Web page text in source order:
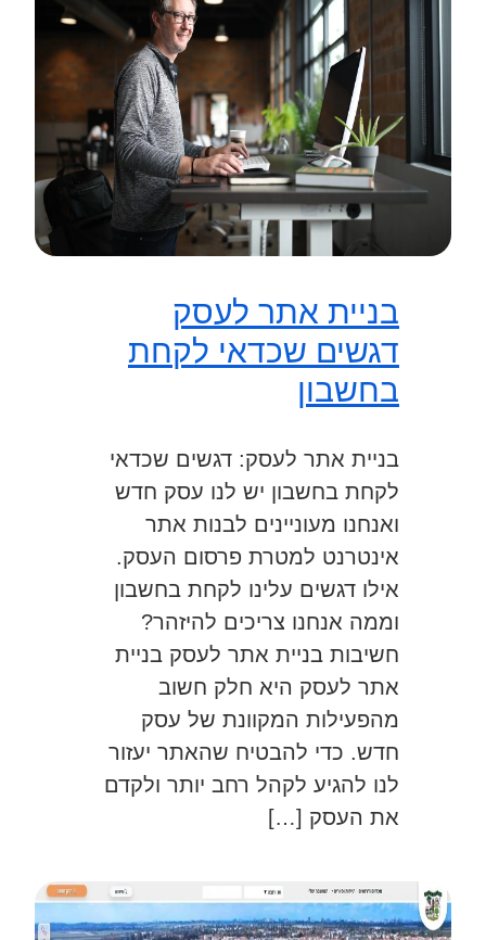
בניית אתר לעסק
דגשים שכדאי לקחת
בחשבון
בניית אתר לעסק: דגשים שכדאי
לקחת בחשבון יש לנו עסק חדש
ואנחנו מעוניינים לבנות אתר
אינטרנט למטרת פרסום העסק.
אילו דגשים עלינו לקחת בחשבון
וממה אנחנו צריכים להיזהר?
חשיבות בניית אתר לעסק בניית
אתר לעסק היא חלק חשוב
מהפעילות המקוונת של עסק
חדש. כדי להבטיח שהאתר יעזור
לנו להגיע לקהל רחב יותר ולקדם
את העסק […]